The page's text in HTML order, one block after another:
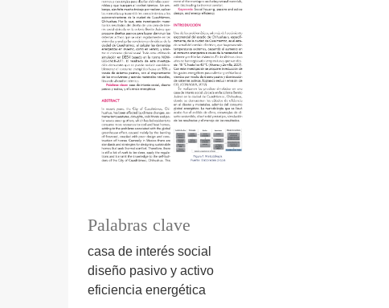
Palabras clave
casa de interés social
diseño pasivo y activo
eficiencia energética